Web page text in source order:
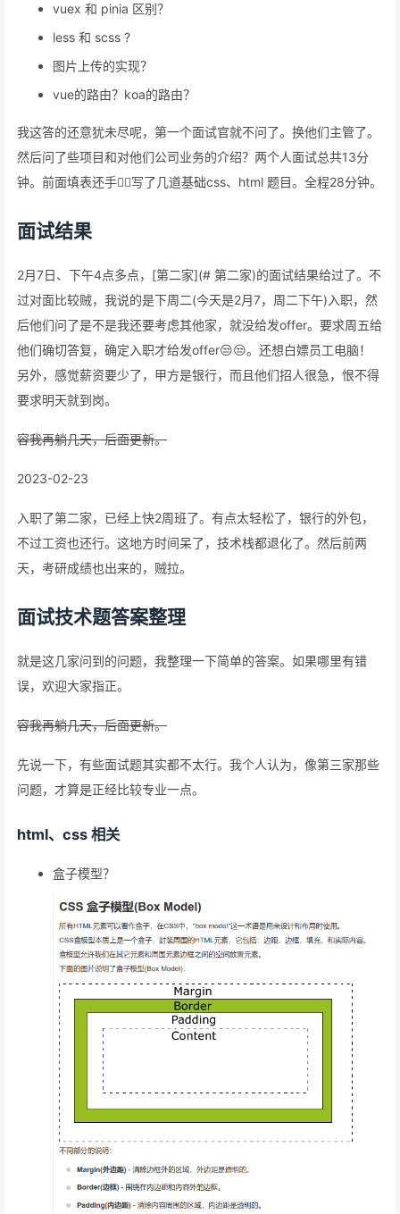
vuex 和 pinia 区别？
less 和 scss ?
图片上传的实现？
vue的路由？koa的路由？
我这答的还意犹未尽呢，第一个面试官就不问了。换他们主管了。
然后问了些项目和对他们公司业务的介绍？两个人面试总共13分
钟。前面填表还手✋🏻写了几道基础css、html 题目。全程28分钟。
面试结果
2月7日、下午4点多点，[第二家](# 第二家)的面试结果给过了。不
过对面比较贼，我说的是下周二(今天是2月7，周二下午)入职，然
后他们问了是不是我还要考虑其他家，就没给发offer。要求周五给
他们确切答复，确定入职才给发offer😒😒。还想白嫖员工电脑！
另外，感觉薪资要少了，甲方是银行，而且他们招人很急，恨不得
要求明天就到岗。
容我再躺几天，后面更新。
2023-02-23
入职了第二家，已经上快2周班了。有点太轻松了，银行的外包，
不过工资也还行。这地方时间呆了，技术栈都退化了。然后前两
天，考研成绩也出来的，贼拉。
面试技术题答案整理
就是这几家问到的问题，我整理一下简单的答案。如果哪里有错
误，欢迎大家指正。
容我再躺几天，后面更新。
先说一下，有些面试题其实都不太行。我个人认为，像第三家那些
问题，才算是正经比较专业一点。
html、css 相关
盒子模型？